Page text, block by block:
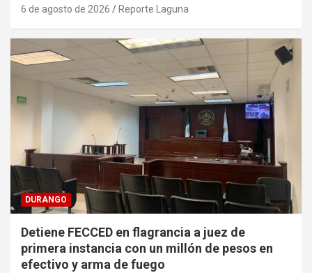
6 de agosto de 2026 Reporte Laguna
DURANGO
Detiene FECCED en flagrancia a juez de
primera instancia con un millón de pesos en
efectivo y arma de fuego